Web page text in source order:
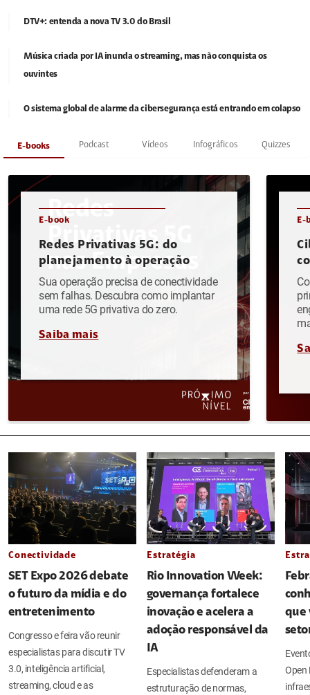
DTV+: entenda a nova TV 3.0 do Brasil
Música criada por IA inunda o streaming, mas não conquista os
ouvintes
O sistema global de alarme da cibersegurança está entrando em colapso
E-books Podcast Vídeos Infográficos Quizzes
E-book
Redes Privativas 5G: do
planejamento à operação
Sua operação precisa de conectividade
sem falhas. Descubra como implantar
uma rede 5G privativa do zero.
Saiba mais
E-
Conectividade
SET Expo 2026 debate
o futuro da mídia e do
entretenimento
Congresso e feira vão reunir
especialistas para discutir TV
3.0, inteligência artificial,
streaming, cloud e as
Estratégia
Rio Innovation Week:
governança fortalece
inovação e acelera a
adoção responsável da
IA
Especialistas defenderam a
estruturação de normas,
que
Open